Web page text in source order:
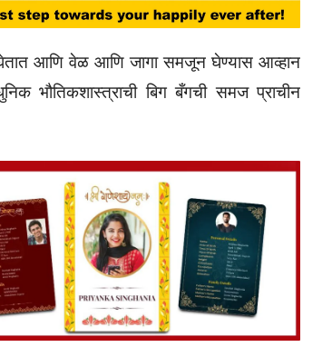
घेतात आणि वेळ आणि जागा समजून घेण्यास आव्हान
भौतिकशास्त्राची बिग बँगची समज प्राचीन